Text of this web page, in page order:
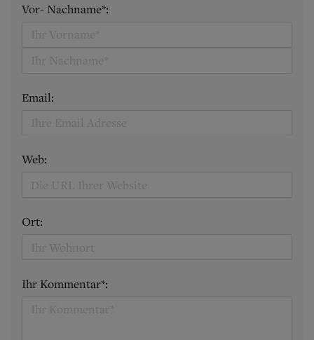
Vor- Nachname*:
Email:
Web:
Ort:
Ihr Kommentar*: